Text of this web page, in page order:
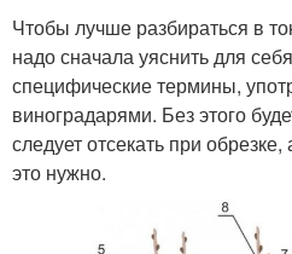
Чтобы лучше разбираться в
надо сначала уяснить для
специфические термины,
виноградарями. Без этого
следует отсекать при
это нужно.